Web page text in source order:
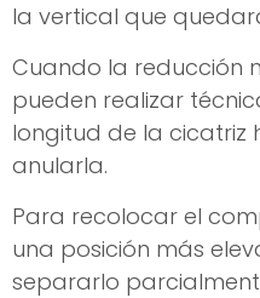
la vertical que
Cuando la reducción
pueden realizar
longitud de la cicatriz
anularla.
Para recolocar el
una posición más
separarlo